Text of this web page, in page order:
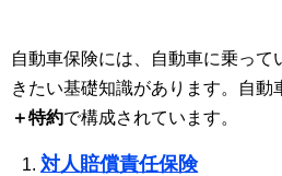
自動車保険には、自動車に乗って
きたい基礎知識があります。自動
＋特約で構成されています。
対人賠償責任保険